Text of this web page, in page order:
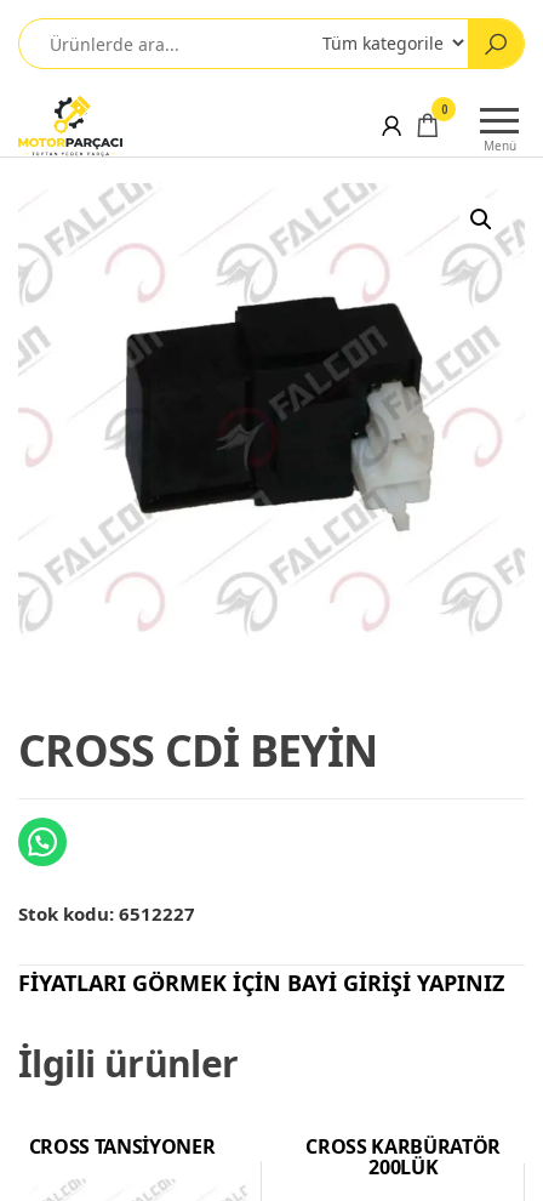
Menü
0
CROSS CDİ BEYİN
Stok kodu: 6512227
FİYATLARI GÖRMEK İÇİN BAYİ GİRİŞİ YAPINIZ
İlgili ürünler
CROSS TANSİYONER CROSS KARBÜRATÖR
200LÜK